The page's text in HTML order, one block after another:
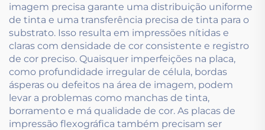
imagem precisa garante uma distribuição uniforme
de tinta e uma transferência precisa de tinta para o
substrato. Isso resulta em impressões nítidas e
claras com densidade de cor consistente e registro
de cor preciso. Quaisquer imperfeições na placa,
como profundidade irregular de célula, bordas
ásperas ou defeitos na área de imagem, podem
levar a problemas como manchas de tinta,
borramento e má qualidade de cor. As placas de
impressão flexográfica também precisam ser